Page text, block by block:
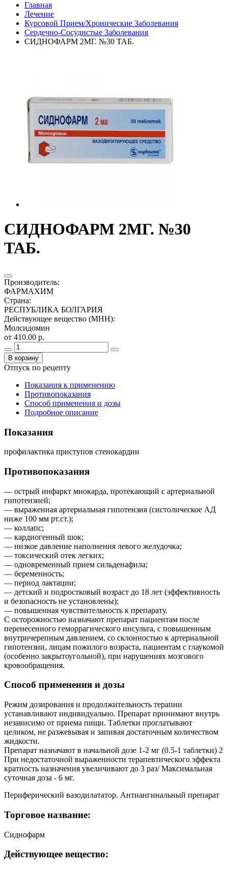
Главная
Лечение
Курсовой Прием/Хронические Заболевания
Сердечно-Сосудистые Заболевания
СИДНОФАРМ 2МГ. №30 ТАБ.
СИДНОФАРМ 2МГ. №30
ТАБ.
Производитель:
ФАРМАХИМ
Страна:
РЕСПУБЛИКА БОЛГАРИЯ
Действующее вещество (МНН):
Молсидомин
от 410.00 р.
В корзину
Отпуск по рецепту
Показания к применению
Противопоказания
Способ применения и дозы
Подробное описание
Показания
профилактика приступов стенокардии
Противопоказания
— острый инфаркт миокарда, протекающий с артериальной
гипотензией;
— выраженная артериальная гипотензия (систолическое АД
ниже 100 мм рт.ст.);
— коллапс;
— кардиогенный шок;
— низкое давление наполнения левого желудочка;
— токсический отек легких;
— одновременный прием сильденафила;
— беременность;
— период лактации;
— детский и подростковый возраст до 18 лет (эффективность
и безопасность не установлены);
— повышенная чувствительность к препарату.
С осторожностью назначают препарат пациентам после
перенесенного геморрагического инсульта, с повышенным
внутричерепным давлением, со склонностью к артериальной
гипотензии, лицам пожилого возраста, пациентам с глаукомой
(особенно закрытоугольной), при нарушениях мозгового
кровообращения.
Способ применения и дозы
Режим дозирования и продолжительность терапии
устанавливают индивидуально. Препарат принимают внутрь
независимо от приема пищи. Таблетки проглатывают
целиком, не разжевывая и запивая достаточным количеством
жидкости.
Препарат назначают в начальной дозе 1-2 мг (0.5-1 таблетки) 2
При недостаточной выраженности терапевтического эффекта
кратность назначения увеличивают до 3 раз/ Максимальная
суточная доза - 6 мг.
Периферический вазодилататор. Антиангинальный препарат
Торговое название:
Сиднофарм
Действующее вещество: